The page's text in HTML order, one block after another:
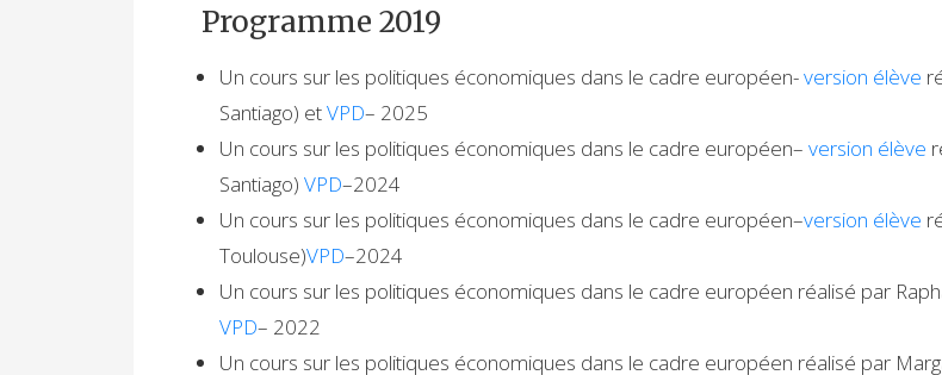
Programme 2019
Un cours sur les politiques économiques dans le cadre européen-version élève
Santiago) etVPD– 2025
Un cours sur les politiques économiques dans le cadre européen–version élève
Santiago)VPD–2024
Un cours sur les politiques économiques dans le cadre européen–version élève
Toulouse)VPD–2024
Un cours sur les politiques économiques dans le cadre européen réalisé par
VPD– 2022
Un cours sur les politiques économiques dans le cadre européen réalisé par